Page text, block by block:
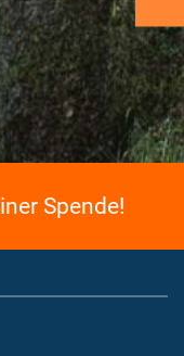
Spende!